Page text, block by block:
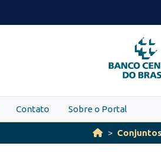
PARA
O
Contato Sobre o Portal